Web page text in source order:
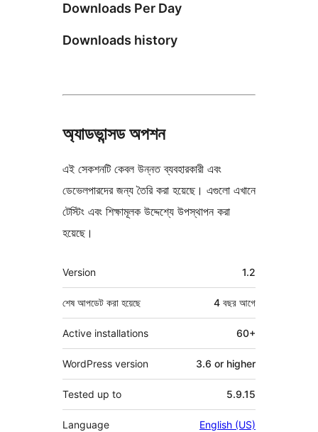
Downloads Per Day
Downloads history
অ্যাডভান্সড অপশন
এই সেকশনটি কেবল উন্নত ব্যবহারকারী এবং
ডেভেলপারদের জন্য তৈরি করা হয়েছে। এগুলো এখানে
টেস্টিং এবং শিক্ষামূলক উদ্দেশ্যে উপস্থাপন করা
হয়েছে।
মেটা
Version 1.2
শেষ আপডেট করা হয়েছে 4 বছর আগে
Active installations 60+
WordPress version 3.6 or higher
Tested up to 5.9.15
Language English (US)